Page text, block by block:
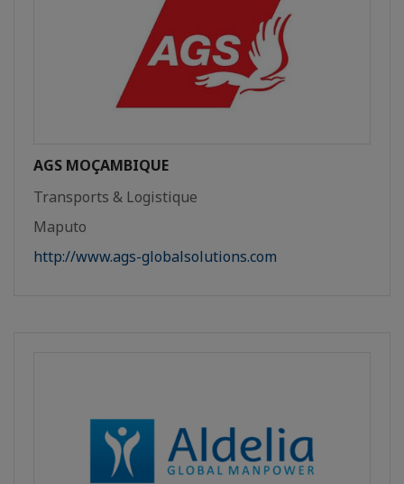
AGS MOÇAMBIQUE
Transports & Logistique
Maputo
http://www.ags-globalsolutions.com